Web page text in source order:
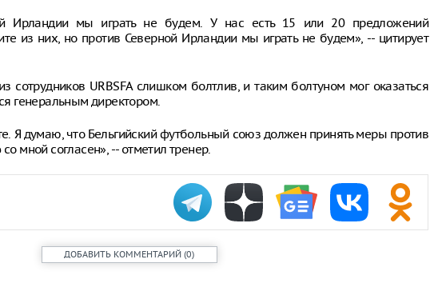
Ирландии мы играть не будем. У нас есть 15 или 20 предложений
из них, но против Северной Ирландии мы играть не будем», -- цитирует
сотрудников URBSFA слишком болтлив, и таким болтуном мог оказаться
генеральным директором.
Я думаю, что Бельгийский футбольный союз должен принять меры против
мной согласен», -- отметил тренер.
ДОБАВИТЬ КОММЕНТАРИЙ (0)